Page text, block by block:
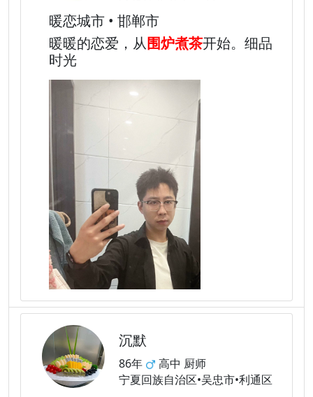
暖恋城市 • 邯郸市
暖暖的恋爱，从围炉煮茶开始。细品
时光
沉默
86年
高中 厨师
宁夏回族自治区•吴忠市•利通区